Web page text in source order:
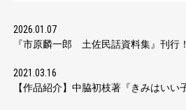
2026.01.07
『市原麟一郎 土佐民話資料集』刊行！
2021.03.16
【作品紹介】中脇初枝著『きみはいい